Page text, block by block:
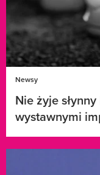
Newsy
Nie żyje
wystawnymi